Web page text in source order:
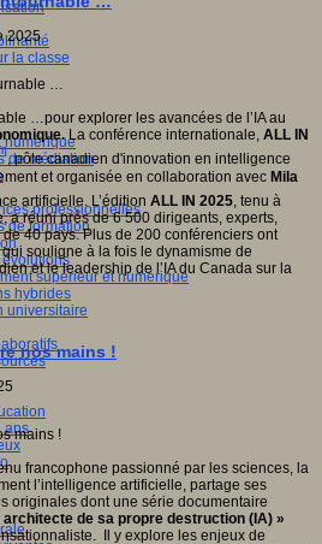
la classe
numérique
de médiation
professionnelles
de formation
supérieur et numérique
hybrides
universitaire
ans
2025
…pour explorer les avancées de l’IA au
La conférence internationale, ALL IN
, pôle canadien d'innovation en intelligence
et organisée en collaboration avec Mila
artificielle. L’édition ALL IN 2025, tenu à
a réuni près de 6 500 dirigeants, experts,
40 pays. Plus de 200 conférenciers ont
souligne à la fois le dynamisme de
et le leadership de l’IA du Canada sur la
nos mains !
francophone passionné par les sciences, la
l’intelligence artificielle, partage ses
originales dont une série documentaire
architecte de sa propre destruction (IA) »
Il y explore les enjeux de